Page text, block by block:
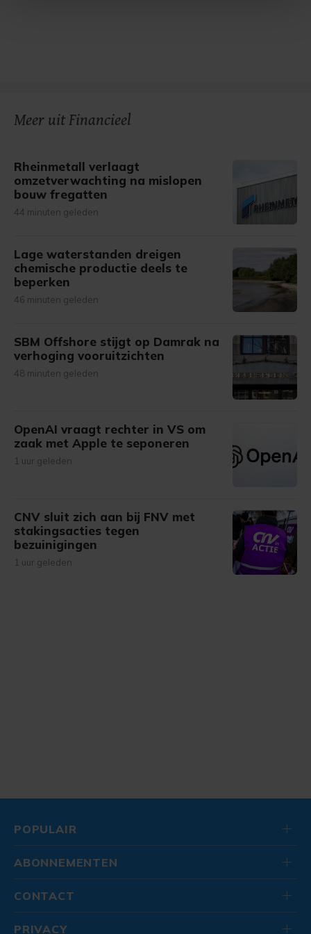
Meer uit Financieel
Rheinmetall verlaagt
omzetverwachting na mislopen
bouw fregatten
44 minuten geleden
Lage waterstanden dreigen
chemische productie deels te
beperken
46 minuten geleden
SBM Offshore stijgt op Damrak na
verhoging vooruitzichten
48 minuten geleden
OpenAI vraagt rechter in VS om
zaak met Apple te seponeren
1 uur geleden
CNV sluit zich aan bij FNV met
stakingsacties tegen
bezuinigingen
1 uur geleden
POPULAIR
ABONNEMENTEN
CONTACT
PRIVACY